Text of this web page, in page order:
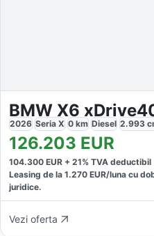
BMW X6
2026 Seria X 0 km Diesel 2.993
126.203 EUR
104.300 EUR + 21% TVA deductibil
Leasing de la 1.270 EUR/luna cu
juridice.
Vezi oferta